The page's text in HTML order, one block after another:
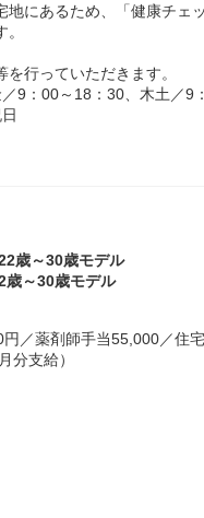
地にあるため、「健康チェ
行っていただきます。
9：00～18：30、木土／9
歳～30歳モデル
歳～30歳モデル
／薬剤師手当55,000／住
分支給）